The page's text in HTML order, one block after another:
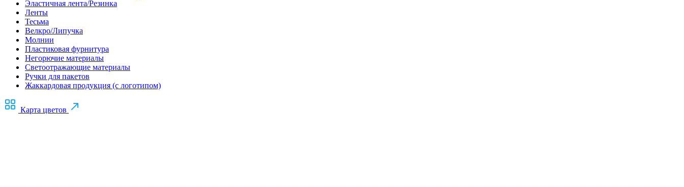
Эластичная лента/Резинка
Ленты
Тесьма
Велкро/Липучка
Молнии
Пластиковая фурнитура
Негорючие материалы
Светоотражающие материалы
Ручки для пакетов
Жаккардовая продукция (с логотипом)
Карта цветов